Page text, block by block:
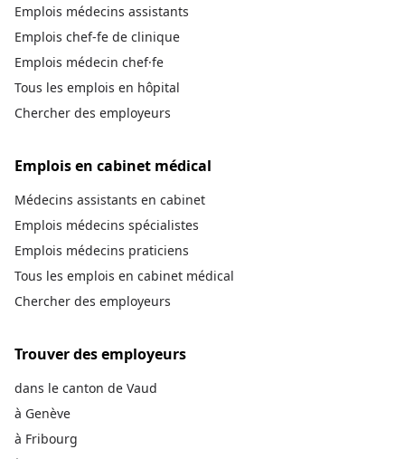
Emplois médecins assistants
Emplois chef-fe de clinique
Emplois médecin chef·fe
Tous les emplois en hôpital
Chercher des employeurs
Emplois en cabinet médical
Médecins assistants en cabinet
Emplois médecins spécialistes
Emplois médecins praticiens
Tous les emplois en cabinet médical
Chercher des employeurs
Trouver des employeurs
dans le canton de Vaud
à Genève
à Fribourg